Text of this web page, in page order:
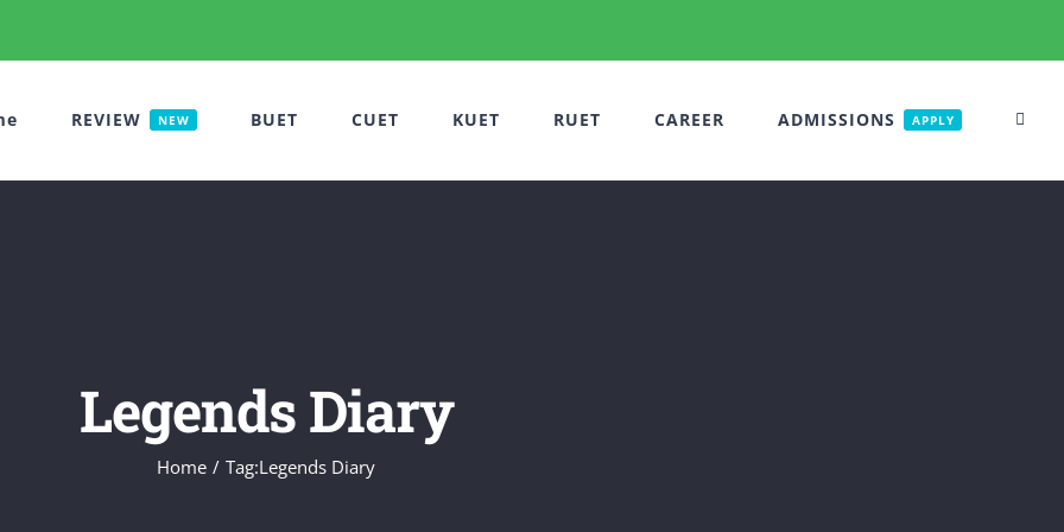
REVIEW NEW BUET CUET KUET RUET CAREER ADMISSIONS APPLY
Legends Diary
Home Tag:Legends Diary